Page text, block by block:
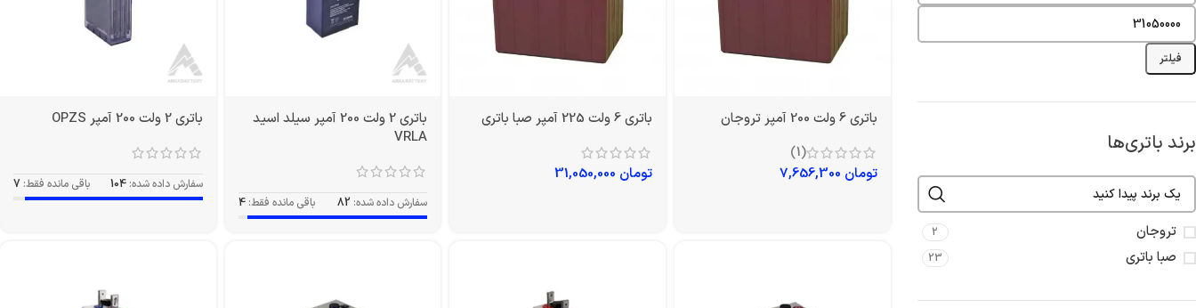
فیلتر
برند باتری‌ها
تروجان 2
صبا باتری 23
باتری 6 ولت 200 آمپر تروجان
(1)
تومان
باتری 6 ولت 225 آمپر صبا باتری
تومان
باتری 2 ولت 200 آمپر سیلد اسید
VRLA
سفارش داده شده: 82 باقی مانده فقط: 4
باتری 2 ولت 200 آمپر OPZS
سفارش داده شده: 104 باقی مانده فقط: 7